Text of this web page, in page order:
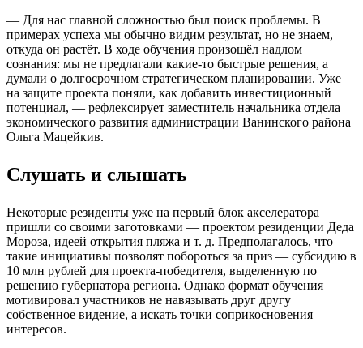
— Для нас главной сложностью был поиск проблемы. В
примерах успеха мы обычно видим результат, но не знаем,
откуда он растёт. В ходе обучения произошёл надлом
сознания: мы не предлагали какие-то быстрые решения, а
думали о долгосрочном стратегическом планировании. Уже
на защите проекта поняли, как добавить инвестиционный
потенциал, — рефлексирует заместитель начальника отдела
экономического развития администрации Ванинского района
Ольга Мацейкив.
Слушать и слышать
Некоторые резиденты уже на первый блок акселератора
пришли со своими заготовками — проектом резиденции Деда
Мороза, идеей открытия пляжа и т. д. Предполагалось, что
такие инициативы позволят побороться за приз — субсидию в
10 млн рублей для проекта-победителя, выделенную по
решению губернатора региона. Однако формат обучения
мотивировал участников не навязывать друг другу
собственное видение, а искать точки соприкосновения
интересов.